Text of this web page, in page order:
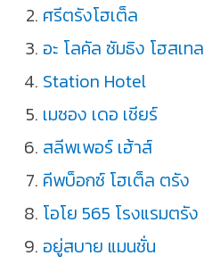
ศรีตรังโฮเต็ล
อะ โลคัล ซัมธิง โฮสเทล
Station Hotel
เมซอง เดอ เชียร์
สลีพเพอร์ เฮ้าส์
คีพ​บ็อกซ์​ โฮเต็ล​ ตรัง
โอโย 565 โรงแรมตรัง
อยู่สบาย แมนชั่น